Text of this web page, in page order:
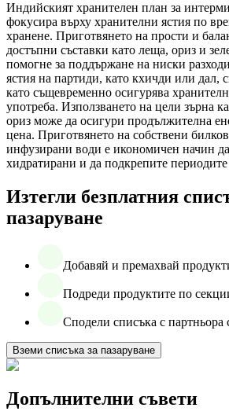
Индийският хранителен план за
фокусира върху хранителни ястия по
хранене. Приготвянето на прости и
достъпни съставки като леща, ориз и
помогне за поддържане на ниски
ястия на партиди, като кхичди или дал,
като същевременно осигурява
употреба. Използването на цели зърна
ориз може да осигури продължителна
цена. Приготвянето на собствени
инфузирани води е икономичен начин
хидратирани и да подкрепите периодите
Изтегли безплатния
пазаруване
Добавяй и премахвай
Подреди продуктите по
Сподели списъка с партньора
Вземи списъка за пазаруване
Допълнителни съвети